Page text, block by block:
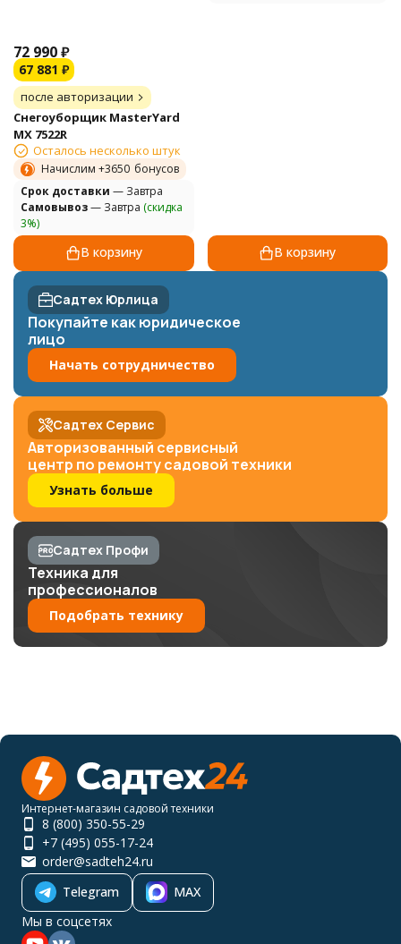
72 990₽
67 881 ₽
после авторизации
Снегоуборщик MasterYard
MX 7522R
Осталось несколько штук
Начислим +3650 бонусов
Cрок доставки — Завтра
Самовывоз— Завтра (скидка
3%)
В корзину В корзину
Садтех Юрлица
Покупайте как юридическое
лицо
Начать сотрудничество
Садтех Сервис
Авторизованный сервисный
центр по ремонту садовой техники
Узнать больше
Садтех Профи
Техника для
профессионалов
Подобрать технику
Интернет-магазин садовой техники
8 (800) 350-55-29
+7 (495) 055-17-24
order@sadteh24.ru
Telegram
MAX
Мы в соцсетях